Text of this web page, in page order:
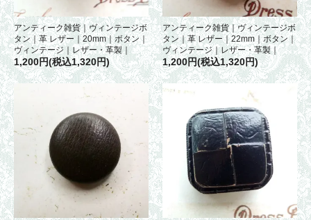
アンティーク雑貨｜ヴィンテージボ
タン｜革 レザー｜20mm｜ボタン｜
ヴィンテージ｜レザー・革製｜
1,200円(税込1,320円)
アンティーク雑貨｜ヴィンテージボ
タン｜革 レザー｜22mm｜ボタン｜
ヴィンテージ｜レザー・革製｜
1,200円(税込1,320円)